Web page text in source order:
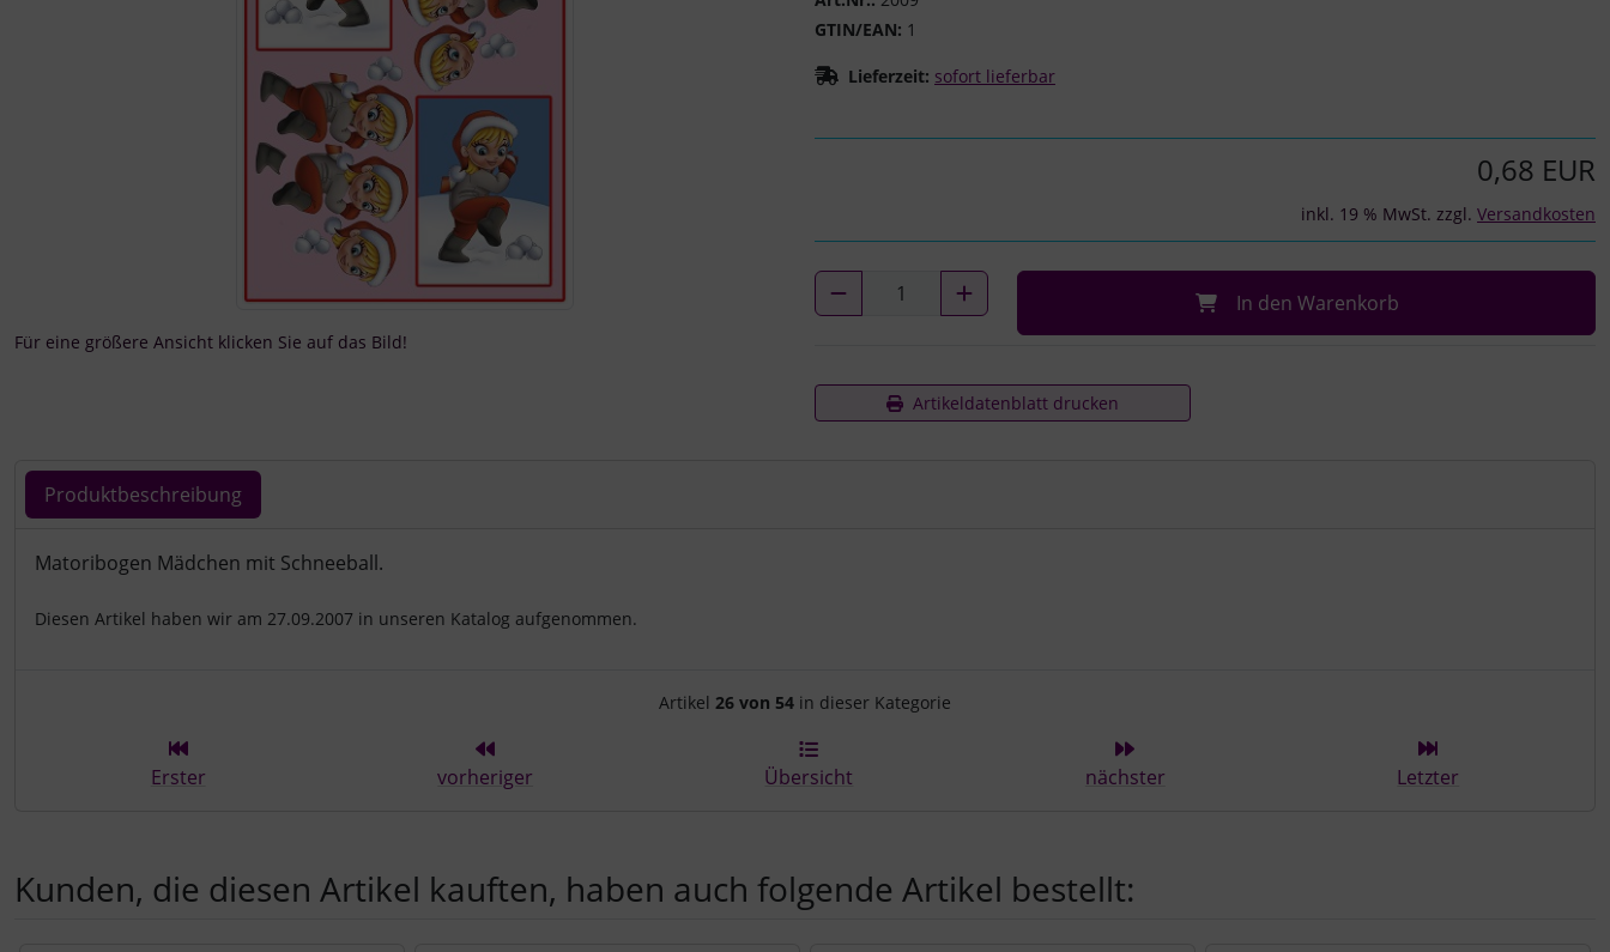
GTIN/EAN: 1
Lieferzeit: sofort lieferbar
Für eine größere Ansicht klicken Sie auf das Bild!
0,68 EUR
inkl. 19 % MwSt. zzgl. Versandkosten
In den Warenkorb
Artikeldatenblatt drucken
Produktbeschreibung
Produktbeschreibung
Matoribogen Mädchen mit Schneeball.
Diesen Artikel haben wir am 27.09.2007 in unseren Katalog aufgenommen.
Artikelnavigation innerhalb dieser Kategorie
Artikel 26 von 54 in dieser Kategorie
Erster vorheriger Übersicht nächster Letzter
Kunden, die diesen Artikel kauften, haben auch folgende Artikel bestellt: